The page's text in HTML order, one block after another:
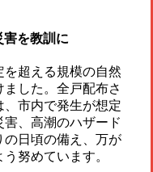
を教訓に
を超える規模の自然
した。全戸配布さ
市内で発生が想定
、高潮のハザード
の日頃の備え、万が
努めています。